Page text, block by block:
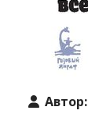
Автор: